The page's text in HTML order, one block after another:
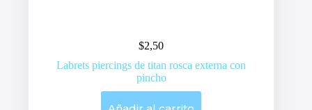
$2,50
Labrets piercings de titan rosca externa con
pincho